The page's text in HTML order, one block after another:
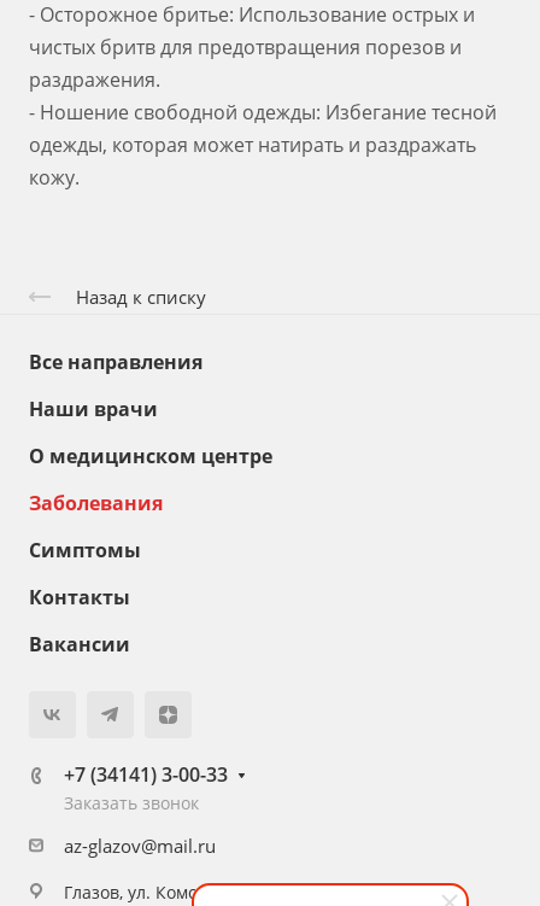
- Осторожное бритье: Использование острых и
чистых бритв для предотвращения порезов и
раздражения.
- Ношение свободной одежды: Избегание тесной
одежды, которая может натирать и раздражать
кожу.
Назад к списку
Все направления
Наши врачи
О медицинском центре
Заболевания
Симптомы
Контакты
Вакансии
+7 (34141) 3-00-33
Заказать звонок
az-glazov@mail.ru
Глазов, ул. Комсомольская, 16